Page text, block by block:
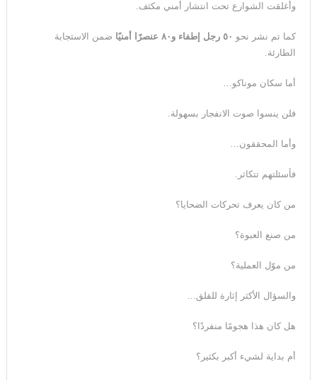
وأُغلقت الشوارع تحت انتشار أمني مكثف.
كما تم نشر نحو ٥٠ رجل إطفاء و ٨٠عنصرًا أمنيًا ضمن الاستجابة
الطارئة.
أما سكان موناكو…
فلن ينسوا صوت الانفجار بسهولة.
وأما المحققون…
فأسئلتهم تتكاثر.
من كان يعرف تحركات الضحايا؟
من صنع العبوة؟
من موّل العملية؟
والسؤال الأكثر إثارة للقلق…
هل كان هذا هجومًا منفردًا؟
أم بداية لشيء أكبر بكثير؟